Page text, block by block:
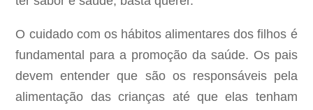
O cuidado com os hábitos alimentares dos filhos é
fundamental para a promoção da saúde. Os pais
devem entender que são os responsáveis pela
alimentação das crianças até que elas tenham